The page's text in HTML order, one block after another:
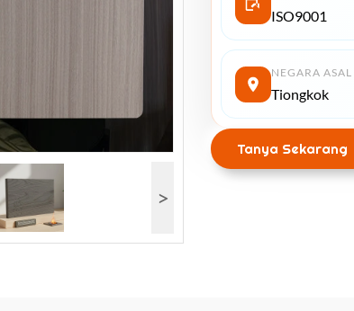
>
ISO9001
NEGARA ASAL
Tiongkok
Tanya Sekarang